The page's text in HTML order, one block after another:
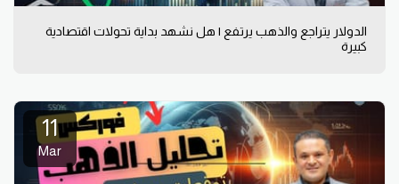
الدولار يتراجع والذهب يرتفع | هل نشهد بداية تحولات اقتصادية
كبيرة
11
Mar